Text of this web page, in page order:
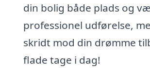
din bolig både plads og
professionel udførelse,
skridt mod din drømme
flade tage i dag!